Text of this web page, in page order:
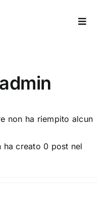
Toggle
admin
non ha riempito alcun
ha creato 0 post nel